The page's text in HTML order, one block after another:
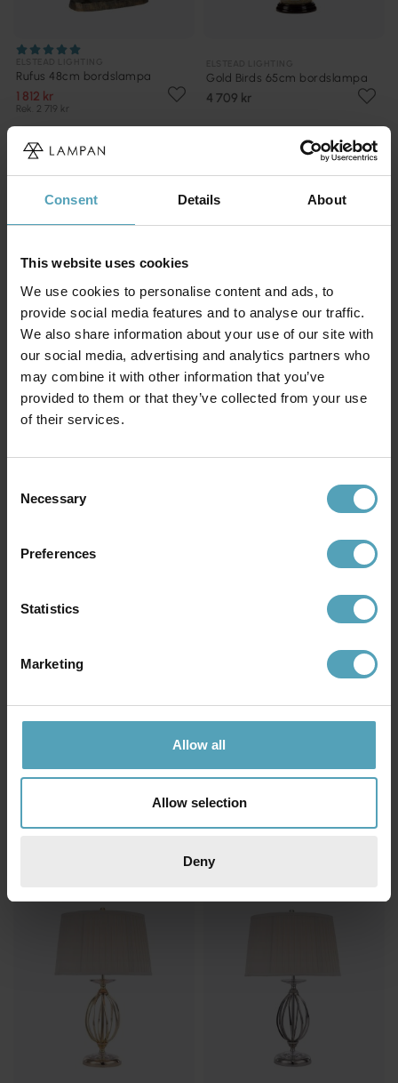
Consent Details About
This website uses cookies
We use cookies to personalise content and ads, to
provide social media features and to analyse our traffic.
We also share information about your use of our site with
our social media, advertising and analytics partners who
may combine it with other information that you’ve
provided to them or that they’ve collected from your use
of their services.
Selection
Necessary
Preferences
Statistics
Marketing
Allow all
Allow selection
Deny
Rufus 48cm bordslampa
1 812 kr
Rek. 2 719 kr
Gold Birds 65cm bordslampa
4 709 kr
ELSTEAD LIGHTING
PRISMATCH
Rek. 4 249 kr
ELSTEAD LIGHTING
Artisan 55cm bordslampa
ELSTEAD LIGHTING
Aegean 58cm bordslampa
4 479 kr